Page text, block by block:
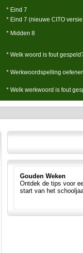
* Eind 7
* Eind 7 (nieuwe CITO
* Midden 8
* Welk woord is fout
* Werkwoordspelling
* Welk werkwoord is fout
Gouden Weken
Ontdek de tips voor
start van het